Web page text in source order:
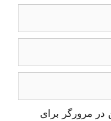
در مرورگر برای